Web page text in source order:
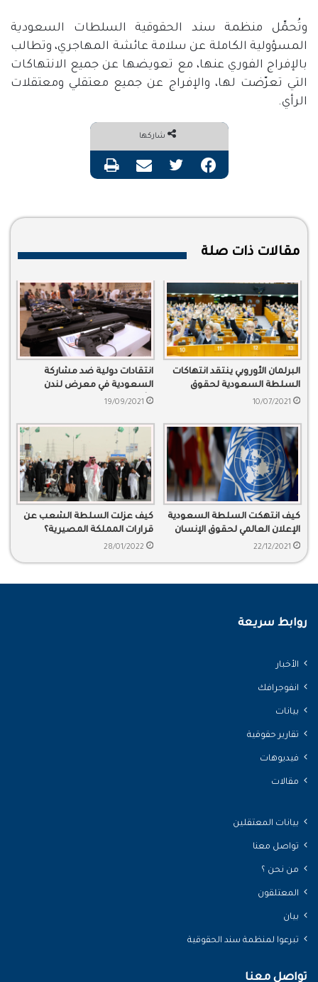
وتُحمِّل منظمة سند الحقوقية السلطات السعودية
المسؤولية الكاملة عن سلامة عائشة المهاجري، وتطالب
بالإفراج الفوري عنها، مع تعويضها عن جميع الانتهاكات
التي تعرّضت لها، والإفراج عن جميع معتقلي ومعتقلات
الرأي.
شاركها
فيسبوك تويتر مشاركة عبر البريد طباعة
مقالات ذات صلة
البرلمان الأوروبي ينتقد انتهاكات
السلطة السعودية لحقوق
الإنسان
10/07/2021
انتقادات دولية ضد مشاركة
السعودية في معرض لندن
للأسلحة بسبب القمع
19/09/2021
كيف انتهكت السلطة السعودية
الإعلان العالمي لحقوق الإنسان
22/12/2021
كيف عزلت السلطة الشعب عن
قرارات المملكة المصيرية؟
28/01/2022
روابط سريعة
الأخبار
انفوجرافك
بيانات
تقارير حقوقية
فيديوهات
مقالات
بيانات المعتقلين
تواصل معنا
من نحن ؟
المعتلقون
بيان
تبرعوا لمنظمة سند الحقوقية
تواصل معنا